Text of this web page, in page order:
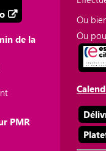
de la
PMR
Ou
Ou